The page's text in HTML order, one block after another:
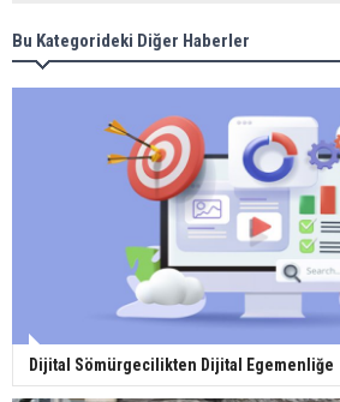
Bu Kategorideki Diğer Haberler
Dijital Sömürgecilikten Dijital Egemenliğe